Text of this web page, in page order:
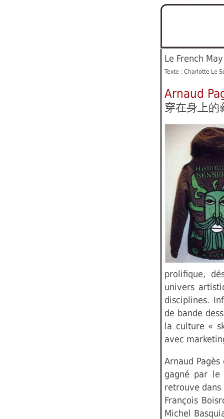
Le French
Texte : Charlotte Le
Arnaud
穿在身上的
prolifique,
univers
disciplines.
de bande
la culture «
avec
Arnaud
gagné par
retrouve dans
François
Michel